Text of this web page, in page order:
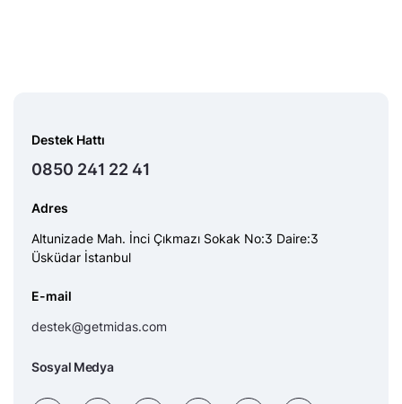
Destek Hattı
0850 241 22 41
Adres
Altunizade Mah. İnci Çıkmazı Sokak No:3 Daire:3
Üsküdar İstanbul
E-mail
destek@getmidas.com
Sosyal Medya